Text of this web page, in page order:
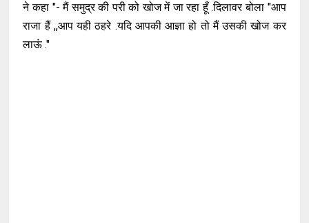
ने कहा "- मैं समुद्र की परी को खोज में जा रहा हूँ .दिलावर बोला "आप
राजा हैं ,,आप यही ठहरे .यदि आपकी आज्ञा हो तो मैं उसकी खोज कर
लाऊं ."